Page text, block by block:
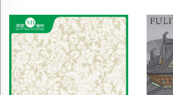
xaltasi
uchun - Zamonaviy
minimalizm, Bitta rangda,
Yengil lyuks, Qalinroq va
suvga chidamli, Ishlab
chiqaruvchidan bevosita